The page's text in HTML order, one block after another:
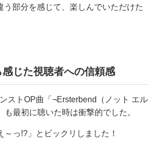
う部分を感じて、楽しんでいただけた
じた視聴者への信頼感
ストOP曲「¬Ersterbend（ノット エル
も最初に聴いた時は衝撃的でした。
～っ!?」とビックリしました！